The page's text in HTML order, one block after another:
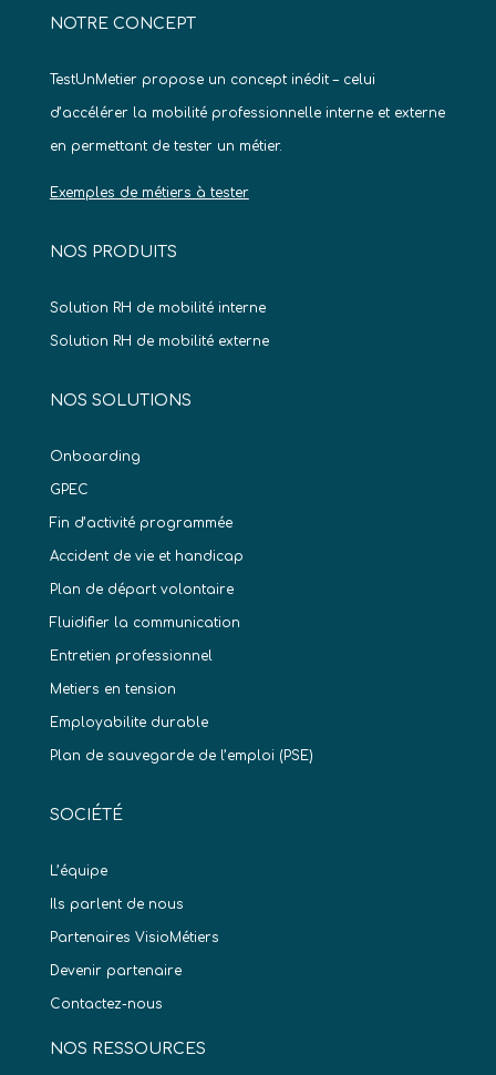
NOTRE CONCEPT
TestUnMetier propose un concept inédit – celui
d’accélérer la mobilité professionnelle interne et externe
en permettant de tester un métier.
Exemples de métiers à tester
NOS PRODUITS
Solution RH de mobilité interne
Solution RH de mobilité externe
NOS SOLUTIONS
Onboarding
GPEC
Fin d’activité programmée
Accident de vie et handicap
Plan de départ volontaire
Fluidifier la communication
Entretien professionnel
Metiers en tension
Employabilite durable
Plan de sauvegarde de l’emploi (PSE)
SOCIÉTÉ
L’équipe
Ils parlent de nous
Partenaires VisioMétiers
Devenir partenaire
Contactez-nous
NOS RESSOURCES